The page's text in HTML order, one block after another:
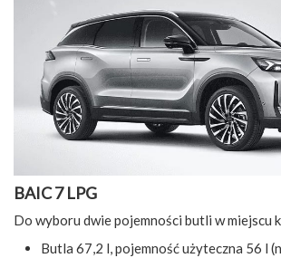
BAIC 7 LPG
Do wyboru dwie pojemności butli w miejscu
Butla 67,2 l, pojemność użyteczna 56 l